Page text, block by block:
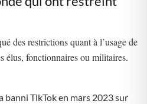
des restrictions quant à l’usage de
élus, fonctionnaires ou militaires.
banni TikTok en mars 2023 sur